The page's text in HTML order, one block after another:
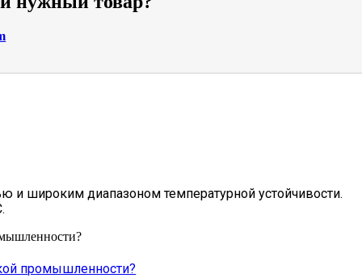
и широким диапазоном температурной устойчивости.
промышленности?